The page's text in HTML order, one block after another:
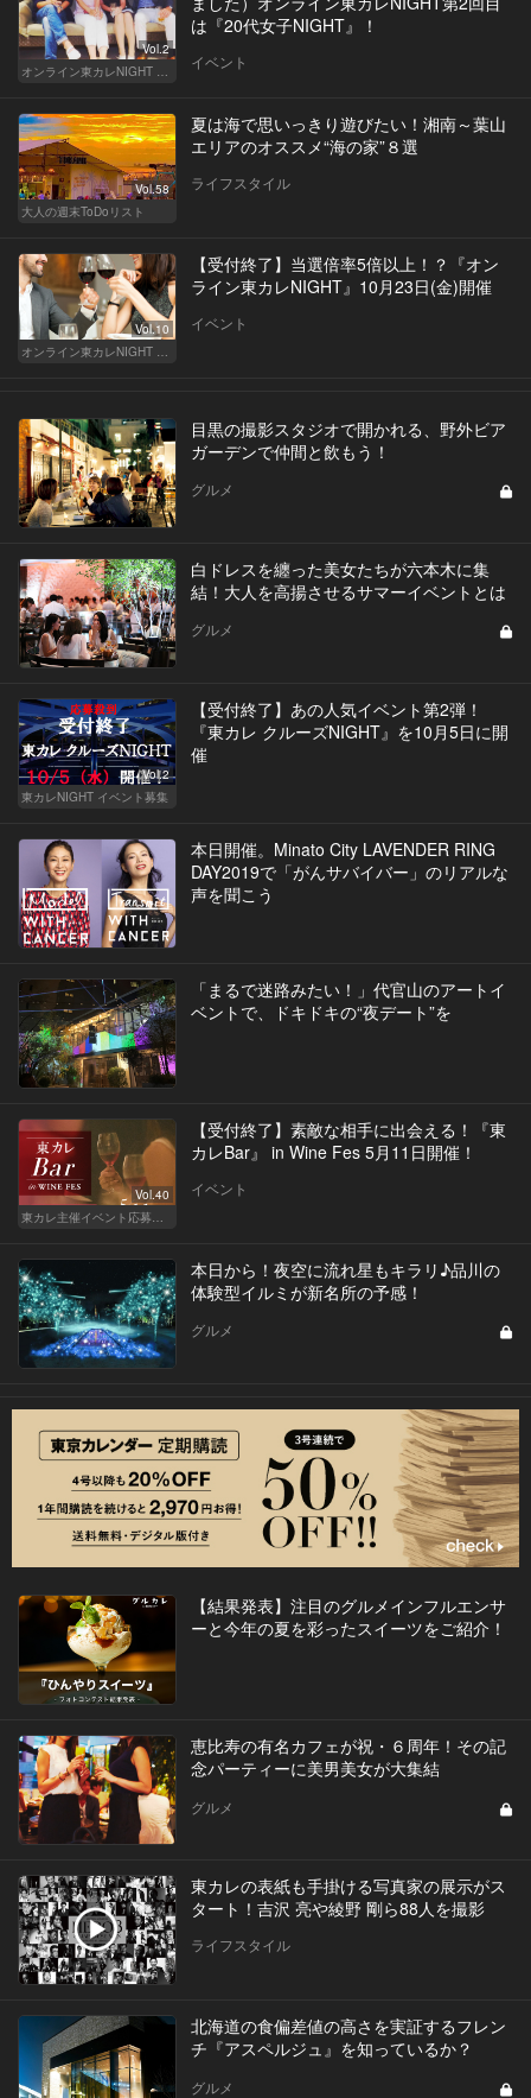
Vol.2
は『20代女子NIGHT』！
イベント
Vol.58
大人の週末ToDoリスト
夏は海で思いっきり遊びたい！湘南～葉山
エリアのオススメ“海の家”８選
ライフスタイル
Vol.10
【受付終了】当選倍率5倍以上！？『オン
ライン東カレNIGHT』10月23日(金)開催
イベント
目黒の撮影スタジオで開かれる、野外ビア
ガーデンで仲間と飲もう！
グルメ
白ドレスを纏った美女たちが六本木に集
結！大人を高揚させるサマーイベントとは
グルメ
Vol.2
東カレNIGHT イベント募集
【受付終了】あの人気イベント第2弾！
『東カレ クルーズNIGHT』を10月5日に開
催
本日開催。Minato City LAVENDER RING
DAY2019で「がんサバイバー」のリアルな
声を聞こう
「まるで迷路みたい！」代官山のアートイ
ベントで、ドキドキの“夜デート”を
Vol.40
【受付終了】素敵な相手に出会える！『東
カレBar』 in Wine Fes 5月11日開催！
イベント
本日から！夜空に流れ星もキラリ♪品川の
体験型イルミが新名所の予感！
グルメ
【結果発表】注目のグルメインフルエンサ
ーと今年の夏を彩ったスイーツをご紹介！
恵比寿の有名カフェが祝・６周年！その記
念パーティーに美男美女が大集結
グルメ
東カレの表紙も手掛ける写真家の展示がス
タート！吉沢 亮や綾野 剛ら88人を撮影
ライフスタイル
北海道の食偏差値の高さを実証するフレン
チ『アスペルジュ』を知っているか？
グルメ